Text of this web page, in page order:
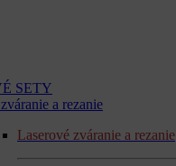
SETY
a rezanie
Laserové zváranie a rezanie